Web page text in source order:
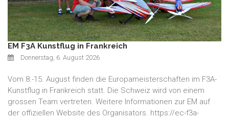
EM F3A Kunstflug in Frankreich
Donnerstag, 6. August 2026
Vom 8.-15. August finden die Europameisterschaften im F3A-
Kunstflug in Frankreich statt. Die Schweiz wird von einem
grossen Team vertreten. Weitere Informationen zur EM auf
der offiziellen Website des Organisators. https://ec-f3a-